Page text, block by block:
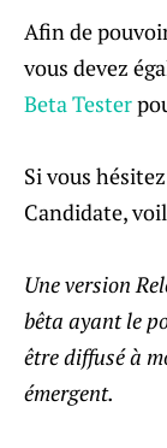
Afin de
vous devez
Beta Tester
Si vous
Candidate,
Une version
bêta ayant le
être diffusé à
émergent.